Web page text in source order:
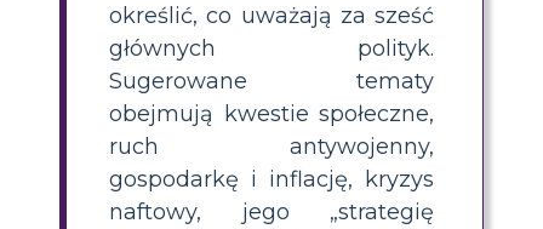
określić, co uważają za sześć
głównych polityk.
Sugerowane tematy
obejmują kwestie społeczne,
ruch antywojenny,
gospodarkę i inflację, kryzys
naftowy, jego „strategię